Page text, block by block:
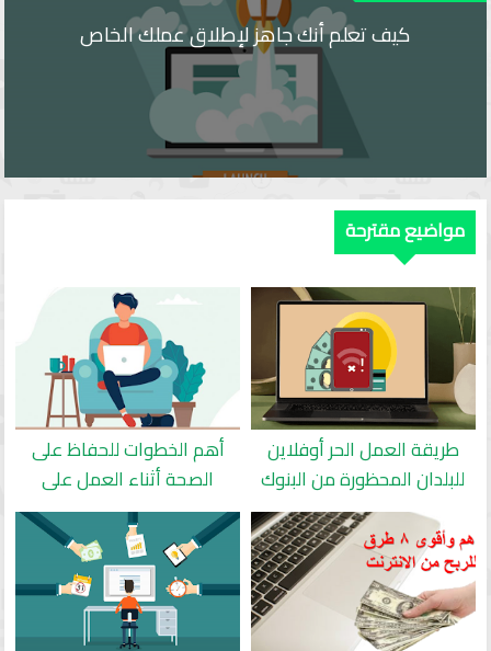
كيف تعلم أنك جاهز لإطلاق عملك الخاص
طريقة العمل الحر أوفلاين
للبلدان المحظورة من البنوك
الالكترونية وبعض المواقع
الربحية
أهم الخطوات للحفاظ على
الصحة أثناء العمل على
الكمبيوتر